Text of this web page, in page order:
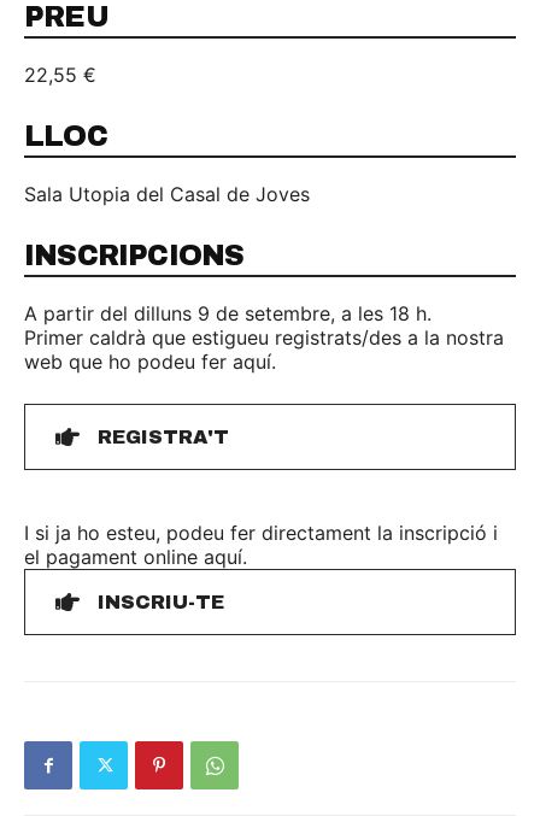
PREU
22,55 €
LLOC
Sala Utopia del Casal de Joves
INSCRIPCIONS
A partir del dilluns 9 de setembre, a les 18 h.
Primer caldrà que estigueu registrats/des a la nostra
web que ho podeu fer aquí.
REGISTRA'T
I si ja ho esteu, podeu fer directament la inscripció i
el pagament online aquí.
INSCRIU-TE